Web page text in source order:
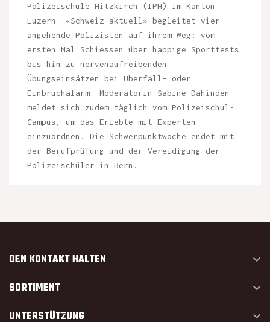
Polizeischule Hitzkirch (IPH) im Kanton
Luzern. «Schweiz aktuell» begleitet vier
angehende Polizisten auf ihrem Weg: vom
ersten Mal Schiessen über happige Sporttests
bis hin zu nervenaufreibenden
Übungseinsätzen bei Überfall- oder
Einbruchalarm. Moderatorin Sabine Dahinden
meldet sich zudem täglich vom Polizeischul-
Campus, um das Erlebte mit Experten
einzuordnen. Die Schwerpunktwoche endet mit
der Berufprüfung und der Vereidigung der
Polizeischüler in Bern.
DEN KONTAKT HALTEN 
SORTIMENT 
UNTERSTÜTZUNG 